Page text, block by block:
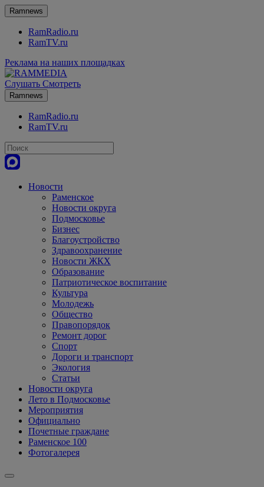
Ramnews
RamRadio.ru
RamTV.ru
Реклама на наших площадках
Слушать Смотреть
Ramnews
RamRadio.ru
RamTV.ru
Новости
Раменское
Новости округа
Подмосковье
Бизнес
Благоустройство
Здравоохранение
Новости ЖКХ
Образование
Патриотическое воспитание
Культура
Молодежь
Общество
Правопорядок
Ремонт дорог
Спорт
Дороги и транспорт
Экология
Статьи
Новости округа
Лето в Подмосковье
Мероприятия
Официально
Почетные граждане
Раменское 100
Фотогалерея